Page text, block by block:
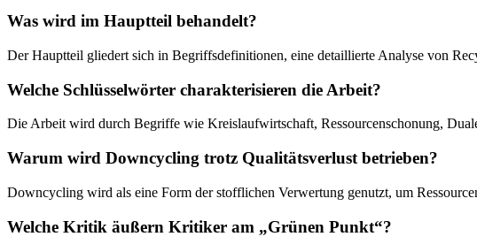
Was wird im Hauptteil behandelt?
Der Hauptteil gliedert sich in Begriffsdefinitionen, eine detaillierte Analyse von
Welche Schlüsselwörter charakterisieren die Arbeit?
Die Arbeit wird durch Begriffe wie Kreislaufwirtschaft, Ressourcenschonung,
Warum wird Downcycling trotz Qualitätsverlust betrieben?
Downcycling wird als eine Form der stofflichen Verwertung genutzt, um
Welche Kritik äußern Kritiker am „Grünen Punkt“?